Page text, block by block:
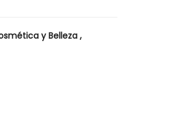
y Belleza,